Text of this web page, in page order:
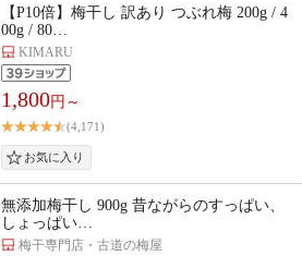
【P10倍】梅干し 訳あり つぶれ梅 200g / 4
00g / 80…
KIMARU
1,800円～
(4,171)
無添加梅干し 900g 昔ながらのすっぱい、
しょっぱい…
梅干専門店・古道の梅屋